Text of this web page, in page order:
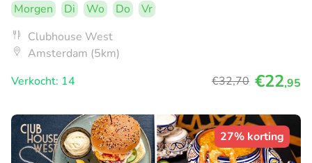
Morgen Di Wo Do
Vr
Clubhouse West
Amsterdam (5km)
Verkocht: 14
€32,70 €22,95
27% korting